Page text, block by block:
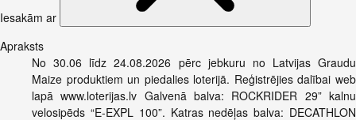
Iesakām ar
Apraksts
No 30.06 līdz 24.08.2026 pērc jebkuru no Latvijas Graudu
Maize produktiem un piedalies loterijā. Reģistrējies dalībai web
lapā www.loterijas.lv Galvenā balva: ROCKRIDER 29” kalnu
velosipēds “E-EXPL 100”. Katras nedēļas balva: DECATHLON